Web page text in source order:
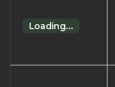
Loading...